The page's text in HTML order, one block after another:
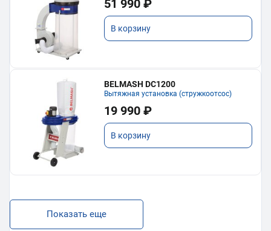
51 990 ₽
В корзину
BELMASH DC1200
Вытяжная установка (стружкоотсос)
19 990 ₽
В корзину
Показать еще